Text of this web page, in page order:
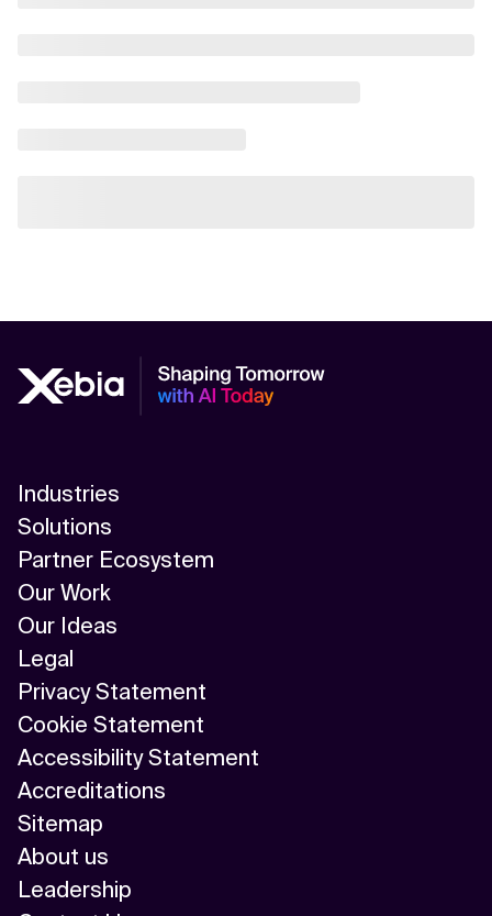
Industries
Solutions
Partner Ecosystem
Our Work
Our Ideas
Legal
Privacy Statement
Cookie Statement
Accessibility Statement
Accreditations
Sitemap
About us
Leadership